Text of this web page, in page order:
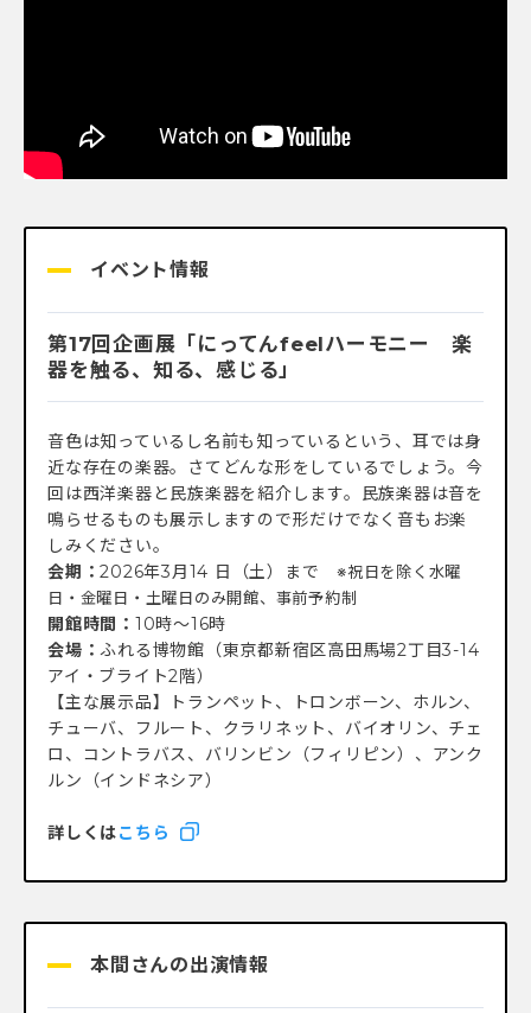
イベント情報
第17回企画展「にってんfeelハーモニー 楽
器を触る、知る、感じる」
音色は知っているし名前も知っているという、耳では身
近な存在の楽器。さてどんな形をしているでしょう。今
回は西洋楽器と民族楽器を紹介します。民族楽器は音を
鳴らせるものも展示しますので形だけでなく音もお楽
しみください。
会期：2026年3月14 日（土）まで ※祝日を除く水曜
日・金曜日・土曜日のみ開館、事前予約制
開館時間： 10時～16時
会場：ふれる博物館（東京都新宿区高田馬場2丁目3-14
アイ・ブライト2階）
【主な展示品】トランペット、トロンボーン、ホルン、
チューバ、フルート、クラリネット、バイオリン、チェ
ロ、コントラバス、バリンビン（フィリピン）、アンク
ルン（インドネシア）
詳しくはこちら
本間さんの出演情報